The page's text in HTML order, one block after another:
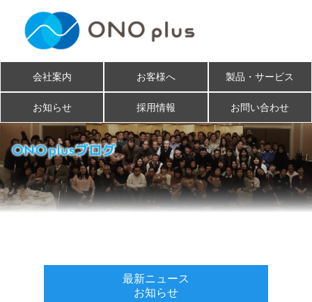
会社案内 お客様へ 製品・サービス
お知らせ 採用情報 お問い合わせ
最新ニュース
お知らせ